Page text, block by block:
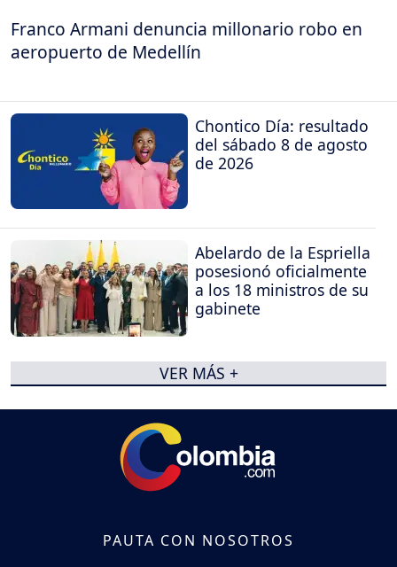
Franco Armani denuncia millonario robo en
aeropuerto de Medellín
Chontico Día: resultado
del sábado 8 de agosto
de 2026
Abelardo de la Espriella
posesionó oficialmente
a los 18 ministros de su
gabinete
VER MÁS +
PAUTA CON NOSOTROS